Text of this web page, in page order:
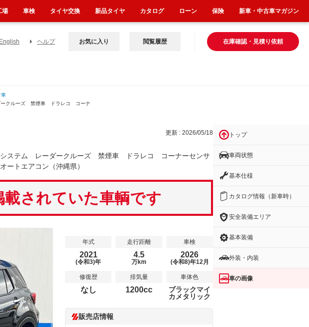
English ヘルプ 在庫確認・見積り依頼
お気に入り 閲覧履歴
車
ークルーズ 禁煙車 ドラレコ コーナ
更新 : 2026/05/18
ステム レーダークルーズ 禁煙車 ドラレコ コーナーセンサ
トエアコン（沖縄県）
されていた車輌です
年式
2021
(令和3)年
走行距離
4.5
万km
車検
2026
(令和8)年12月
修復歴
なし
排気量
1200cc
車体色
ブラックマイ
カメタリック
販売店情報
トップ
車両状態
基本仕様
カタログ情報（新車時）
安全装備エリア
基本装備
外装・内装
車の画像
場 車検 タイヤ交換 新品タイヤ カタログ ローン 保険 新車・中古車マガジン